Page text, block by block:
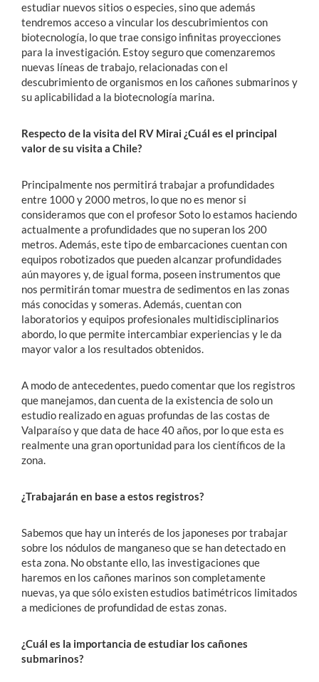
estudiar nuevos sitios o especies, sino que además
tendremos acceso a vincular los descubrimientos con
biotecnología, lo que trae consigo infinitas proyecciones
para la investigación. Estoy seguro que comenzaremos
nuevas líneas de trabajo, relacionadas con el
descubrimiento de organismos en los cañones submarinos y
su aplicabilidad a la biotecnología marina.
Respecto de la visita del RV Mirai ¿Cuál es el principal
valor de su visita a Chile?
Principalmente nos permitirá trabajar a profundidades
entre 1000 y 2000 metros, lo que no es menor si
consideramos que con el profesor Soto lo estamos haciendo
actualmente a profundidades que no superan los 200
metros. Además, este tipo de embarcaciones cuentan con
equipos robotizados que pueden alcanzar profundidades
aún mayores y, de igual forma, poseen instrumentos que
nos permitirán tomar muestra de sedimentos en las zonas
más conocidas y someras. Además, cuentan con
laboratorios y equipos profesionales multidisciplinarios
abordo, lo que permite intercambiar experiencias y le da
mayor valor a los resultados obtenidos.
A modo de antecedentes, puedo comentar que los registros
que manejamos, dan cuenta de la existencia de solo un
estudio realizado en aguas profundas de las costas de
Valparaíso y que data de hace 40 años, por lo que esta es
realmente una gran oportunidad para los científicos de la
zona.
¿Trabajarán en base a estos registros?
Sabemos que hay un interés de los japoneses por trabajar
sobre los nódulos de manganeso que se han detectado en
esta zona. No obstante ello, las investigaciones que
haremos en los cañones marinos son completamente
nuevas, ya que sólo existen estudios batimétricos limitados
a mediciones de profundidad de estas zonas.
¿Cuál es la importancia de estudiar los cañones
submarinos?